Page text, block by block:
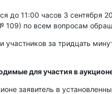
до 11:00 часов 3 сентября
109) по всем вопросам
участников за тридцать
для участия в
заявитель в